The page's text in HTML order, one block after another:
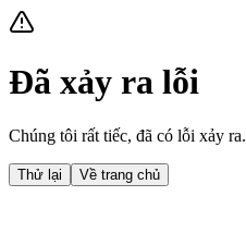
Đã xảy ra lỗi
Chúng tôi rất tiếc, đã có lỗi xảy
Thử lại Về trang chủ